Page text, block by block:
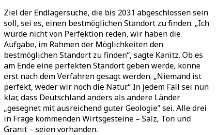
Ziel der Endlagersuche, die bis 2031 abgeschlossen sein
soll, sei es, einen bestmöglichen Standort zu finden. „Ich
würde nicht von Perfektion reden, wir haben die
Aufgabe, im Rahmen der Möglichkeiten den
bestmöglichen Standort zu finden“, sagte Kanitz. Ob es
am Ende eine perfekten Standort geben werde, könne
erst nach dem Verfahren gesagt werden. „Niemand ist
perfekt, weder wir noch die Natur.“ In jedem Fall sei nun
klar, dass Deutschland anders als andere Länder
„gesegnet mit ausreichend guter Geologie“ sei. Alle drei
in Frage kommenden Wirtsgesteine – Salz, Ton und
Granit – seien vorhanden.